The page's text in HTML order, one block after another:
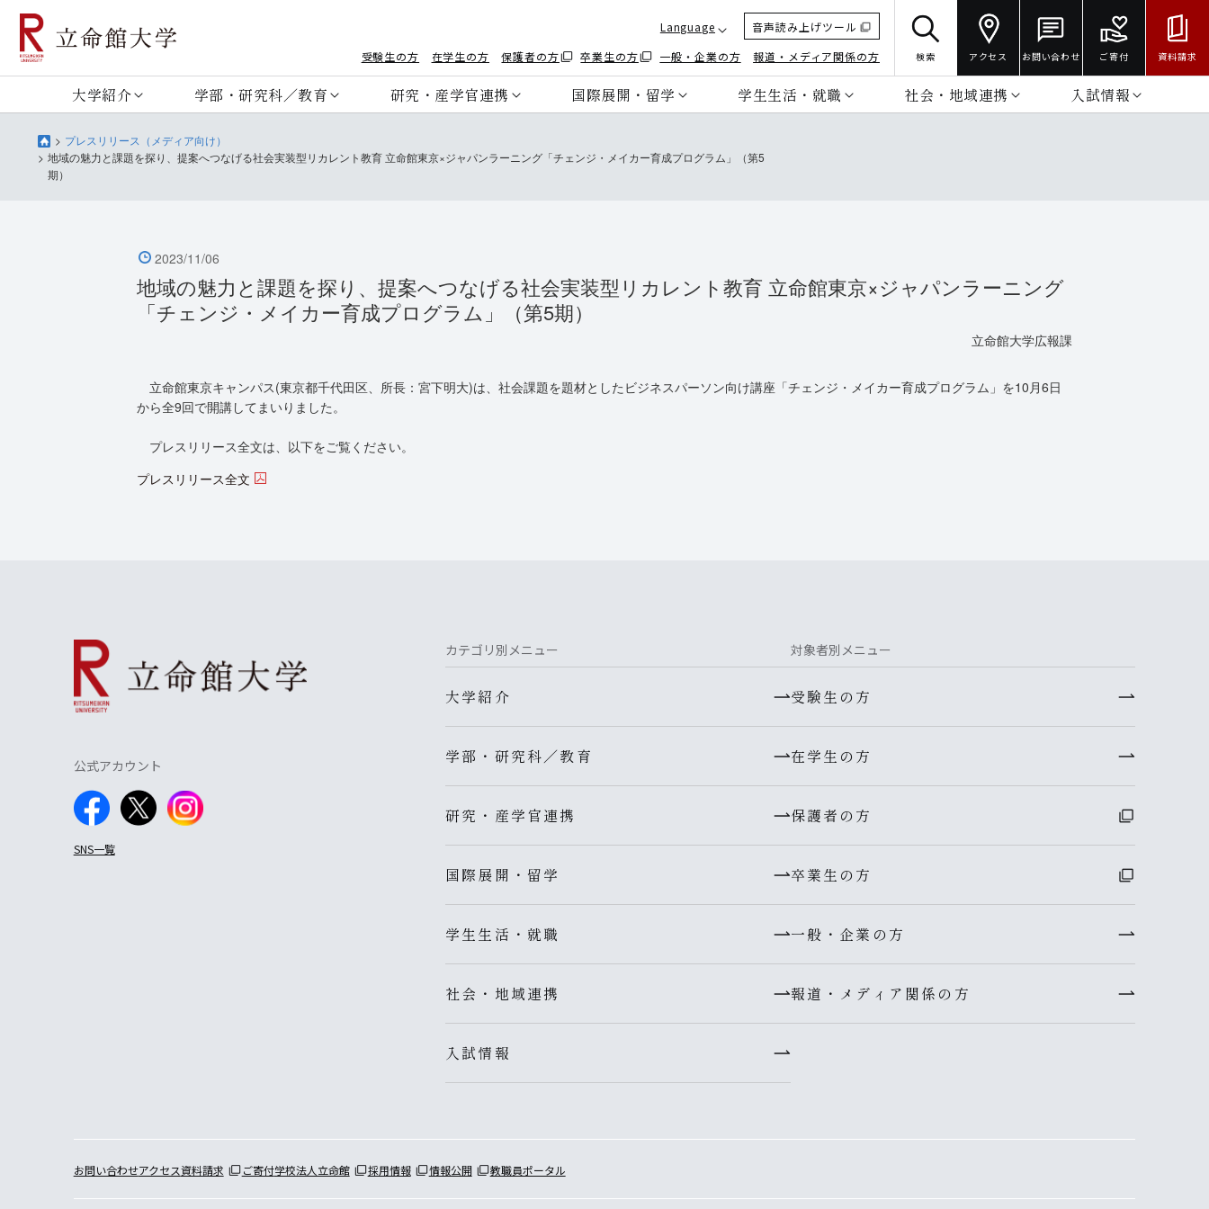
Language
音声読み上げツール
受験生の方
在学生の方 保護者の方 卒業生の方 一般・企業の方 報道・メディア関係の方 検索 アクセス お問い合わせ ご寄付 資料請求
大学紹介 学部・研究科／教育 研究・産学官連携 国際展開・留学 学生生活・就職 社会・地域連携 入試情報
プレスリリース（メディア向け）
地域の魅力と課題を探り、提案へつなげる社会実装型リカレント教育 立命館東京×ジャパンラーニング「チェンジ・メイカー育成プログラム」（第5
期）
2023/11/06
地域の魅力と課題を探り、提案へつなげる社会実装型リカレント教育 立命館東京×ジャパンラーニング
「チェンジ・メイカー育成プログラム」（第5期）
立命館大学広報課
立命館東京キャンパス(東京都千代田区、所長：宮下明大)は、社会課題を題材としたビジネスパーソン向け講座「チェンジ・メイカー育成プログラム」を10月6日
から全9回で開講してまいりました。
プレスリリース全文は、以下をご覧ください。
プレスリリース全文
公式アカウント
SNS一覧
カテゴリ別メニュー
大学紹介
学部・研究科／教育
研究・産学官連携
国際展開・留学
学生生活・就職
社会・地域連携
入試情報
対象者別メニュー
受験生の方
在学生の方
保護者の方
卒業生の方
一般・企業の方
報道・メディア関係の方
お問い合わせアクセス資料請求 ご寄付学校法人立命館 採用情報 情報公開 教職員ポータル